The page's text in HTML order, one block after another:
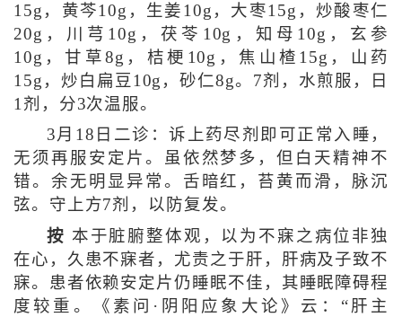
15g，黄芩10g，生姜10g，大枣15g，炒酸枣仁
20g，川芎10g，茯苓10g，知母10g，玄参
10g，甘草8g，桔梗10g，焦山楂15g，山药
15g，炒白扁豆10g，砂仁8g。7剂，水煎服，日
1剂，分3次温服。
3月18日二诊：诉上药尽剂即可正常入睡，
无须再服安定片。虽依然梦多，但白天精神不
错。余无明显异常。舌暗红，苔黄而滑，脉沉
弦。守上方7剂，以防复发。
按 本于脏腑整体观，以为不寐之病位非独
在心，久患不寐者，尤责之于肝，肝病及子致不
寐。患者依赖安定片仍睡眠不佳，其睡眠障碍程
度较重。《素问·阴阳应象大论》云：“肝主